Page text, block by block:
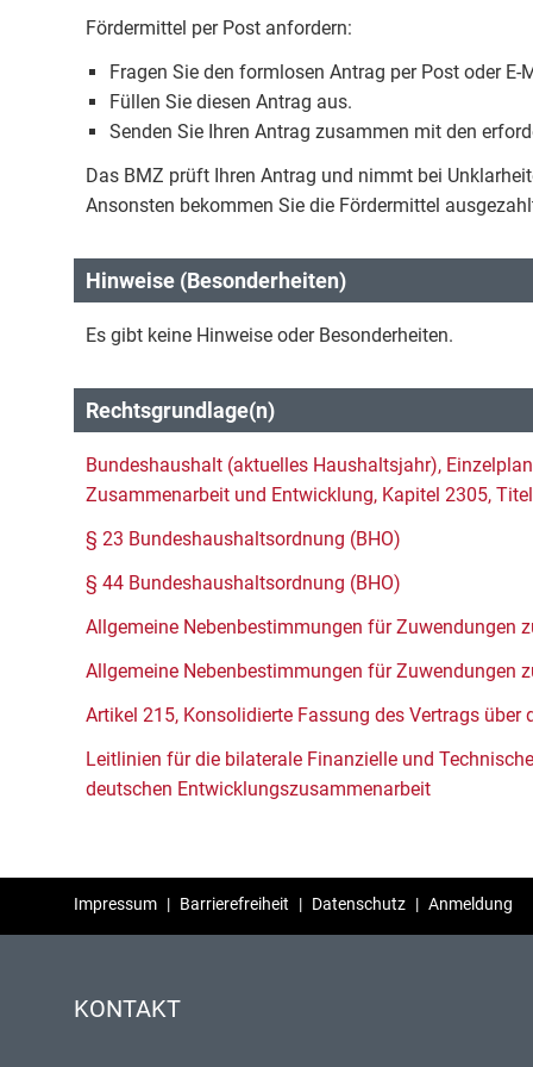
Fördermittel per Post anfordern:
Fragen Sie den formlosen Antrag per Post oder E-
Füllen Sie diesen Antrag aus.
Senden Sie Ihren Antrag zusammen mit den
Das BMZ prüft Ihren Antrag und nimmt bei
Ansonsten bekommen Sie die Fördermittel
Hinweise (Besonderheiten)
Es gibt keine Hinweise oder Besonderheiten.
Rechtsgrundlage(n)
Bundeshaushalt (aktuelles Haushaltsjahr),
Zusammenarbeit und Entwicklung, Kapitel 2305,
§ 23 Bundeshaushaltsordnung (BHO)
§ 44 Bundeshaushaltsordnung (BHO)
Allgemeine Nebenbestimmungen für Zuwendungen
Allgemeine Nebenbestimmungen für Zuwendungen
Artikel 215, Konsolidierte Fassung des Vertrags über
Leitlinien für die bilaterale Finanzielle und
deutschen Entwicklungszusammenarbeit
Impressum | Barrierefreiheit | Datenschutz | Anmeldung
KONTAKT